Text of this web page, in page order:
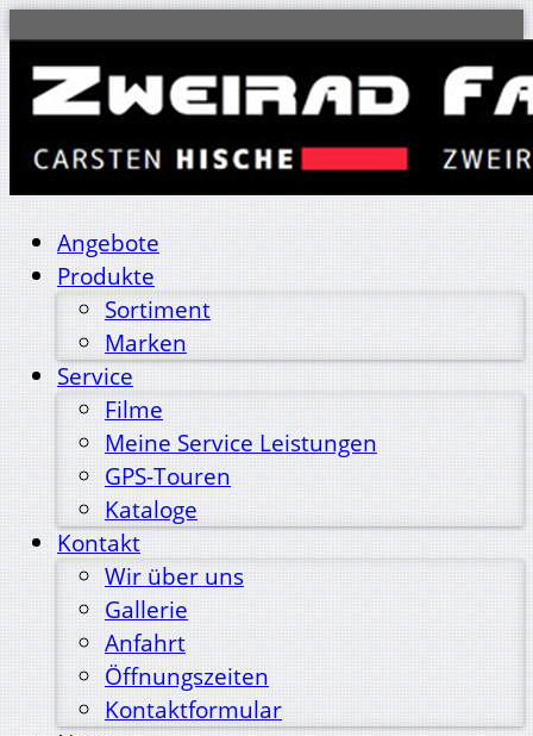
Angebote
Produkte
Sortiment
Marken
Service
Filme
Meine Service Leistungen
GPS-Touren
Kataloge
Kontakt
Wir über uns
Gallerie
Anfahrt
Öffnungszeiten
Kontaktformular